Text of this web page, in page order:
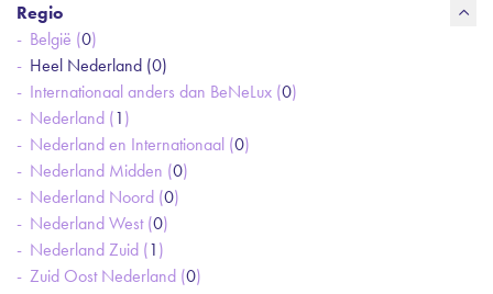
Regio
België (0)
Heel Nederland (0)
Internationaal anders dan BeNeLux (0)
Nederland (1)
Nederland en Internationaal (0)
Nederland Midden (0)
Nederland Noord (0)
Nederland West (0)
Nederland Zuid (1)
Zuid Oost Nederland (0)